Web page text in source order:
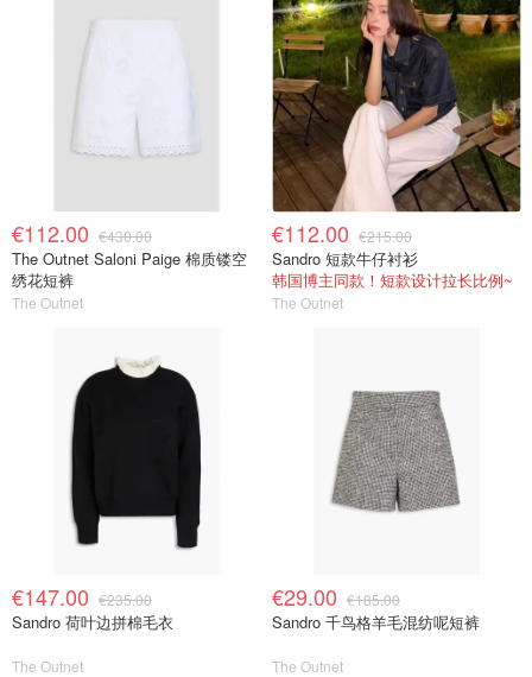
€112.00 €430.00
The Outnet Saloni Paige 棉质镂空
绣花短裤
The Outnet
€112.00 €215.00
Sandro 短款牛仔衬衫
韩国博主同款！短款设计拉长比例~
The Outnet
€147.00 €235.00
Sandro 荷叶边拼棉毛衣
The Outnet
€29.00 €185.00
Sandro 千鸟格羊毛混纺呢短裤
The Outnet